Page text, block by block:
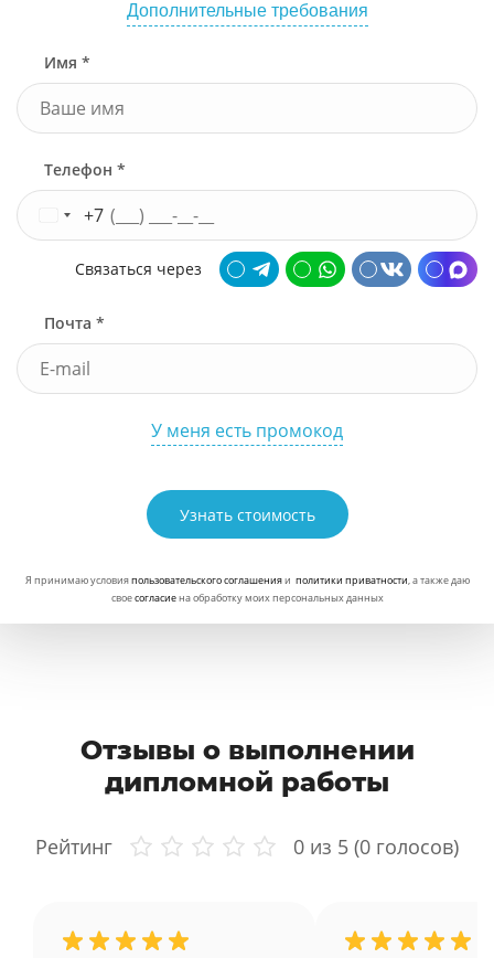
Дополнительные требования
Имя *
Телефон *
+7
Связаться через
Почта *
У меня есть промокод
Узнать стоимость
Я принимаю условияпользовательского соглашенияи политики приватности, а также даю
своесогласиена обработку моих персональных данных
Отзывы о выполнении
дипломной работы
Рейтинг 0 из 5 (0 голосов)